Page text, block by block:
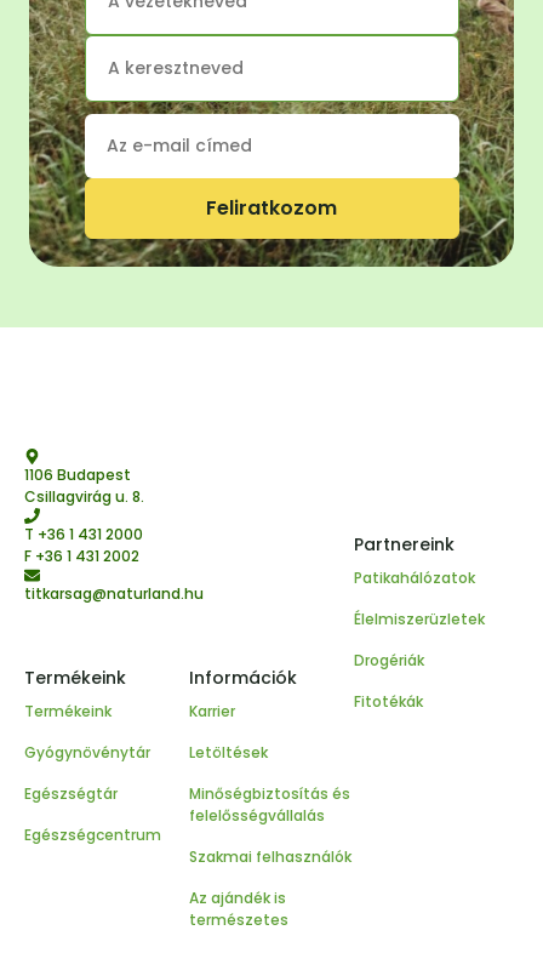
Feliratkozom
1106 Budapest
Csillagvirág u. 8.
T +36 1 431 2000
F +36 1 431 2002
titkarsag@naturland.hu
Termékeink
Termékeink
Gyógynövénytár
Egészségtár
Egészségcentrum
Információk
Karrier
Letöltések
Minőségbiztosítás és
felelősségvállalás
Szakmai felhasználók
Az ajándék is
természetes
Partnereink
Patikahálózatok
Élelmiszerüzletek
Drogériák
Fitotékák